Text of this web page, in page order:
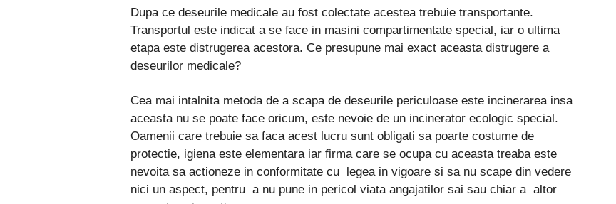
Dupa ce deseurile medicaleau fost colectate acestea trebuie transportante.
Transportul este indicat a se face in masini compartimentate special, iar o ultima
etapa este distrugerea acestora. Ce presupune mai exact aceasta distrugere a
deseurilor medicale?
Cea mai intalnita metoda de a scapa de deseurile periculoase este incinerarea insa
aceasta nu se poate face oricum, este nevoie de un incinerator ecologic special.
Oamenii care trebuie sa faca acest lucru sunt obligati sa poarte costume de
protectie, igiena este elementara iar firma care se ocupa cu aceasta treaba este
nevoita sa actioneze in conformitate cu
legea in vigoare si sa nu scape din vedere
nici un aspect, pentru a nu pune in pericol viata angajatilor sai sau chiar a altor